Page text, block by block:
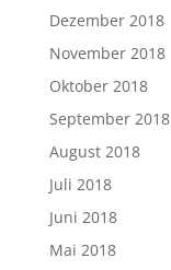
Dezember 2018
November 2018
Oktober 2018
September 2018
August 2018
Juli 2018
Juni 2018
Mai 2018